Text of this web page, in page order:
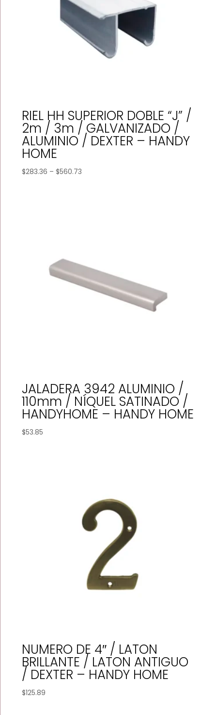
RIEL HH SUPERIOR DOBLE “J” /
2m / 3m / GALVANIZADO /
ALUMINIO / DEXTER – HANDY
HOME
$283.36 – $560.73Price
JALADERA 3942 ALUMINIO /
110mm / NÍQUEL SATINADO /
HANDYHOME – HANDY HOME
$53.85
NUMERO DE 4″ / LATON
BRILLANTE / LATON ANTIGUO
/ DEXTER – HANDY HOME
$125.89